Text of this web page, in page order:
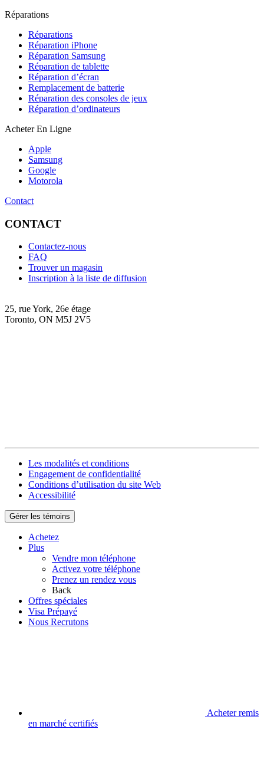
Réparations
Réparations
Réparation iPhone
Réparation Samsung
Réparation de tablette
Réparation d’écran
Remplacement de batterie
Réparation des consoles de jeux
Réparation d’ordinateurs
Acheter En Ligne
Apple
Samsung
Google
Motorola
Contact
CONTACT
Contactez-nous
FAQ
Trouver un magasin
Inscription à la liste de diffusion
25, rue York, 26e étage
Toronto, ON M5J 2V5
Les modalités et conditions
Engagement de confidentialité
Conditions d’utilisation du site Web
Accessibilité
Gérer les témoins
Achetez
Plus
Vendre mon téléphone
Activez votre téléphone
Prenez un rendez vous
Back
Offres spéciales
Visa Prépayé
Nous Recrutons
Acheter remis
en marché certifiés